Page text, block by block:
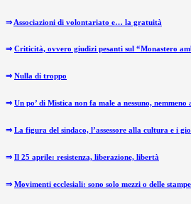
⇒ Associazioni di volontariato e… la gratuità
⇒ Criticità, ovvero giudizi pesanti sul “Monastero
⇒ Nulla di troppo
⇒ Un po’ di Mistica non fa male a nessuno,
⇒ La figura del sindaco, l’assessore alla cultura e i
⇒ Il 25 aprile: resistenza, liberazione, libertà
⇒ Movimenti ecclesiali: sono solo mezzi o delle